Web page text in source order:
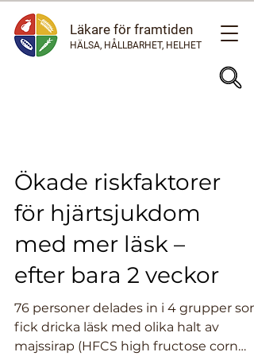
Läkare för framtiden
HÄLSA, HÅLLBARHET, HELHET
Ökade riskfaktorer
för hjärtsjukdom
med mer läsk –
efter bara 2 veckor
76 personer delades in i 4 grupper
fick dricka läsk med olika halt av
majssirap (HFCS high fructose corn